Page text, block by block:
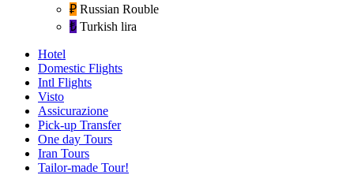
₽‎ Russian Rouble
₺‎ Turkish lira
Hotel
Domestic Flights
Intl Flights
Visto
Assicurazione
Pick-up Transfer
One day Tours
Iran Tours
Tailor-made Tour!